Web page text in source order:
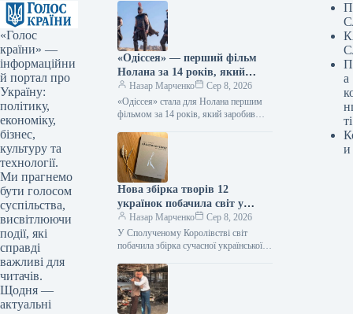
«Голос
країни» —
інформаційни
й портал про
Україну:
політику,
економіку,
бізнес,
культуру та
технології.
Ми прагнемо
бути голосом
суспільства,
висвітлюючи
події, які
справді
важливі для
читачів.
Щодня —
актуальні
«Одіссея» — перший фільм
Нолана за 14 років, який
перетнув позначку в 1
мільярд доларів.
Назар Марченко
Сер 8, 2026
«Одіссея» стала для Нолана першим
фільмом за 14 років, який заробив
Укрінформ Стрічка Крістофера
Нолана…
Нова збірка творів 12
українок побачила світ у
Великій Британії, тоді як у
Швеції презентовано видання
Наталки Ворожбит.
Назар Марченко
Сер 8, 2026
У Сполученому Королівстві світ
побачила збірка сучасної української
Ukrainian Women’s Poetry”, що вміщує
твори 12 автор_ок.…
а
ті
и